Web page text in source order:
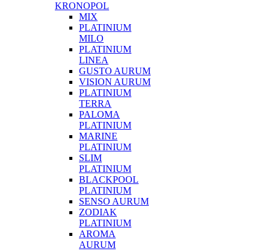
KRONOPOL
MIX
PLATINIUM
MILO
PLATINIUM
LINEA
GUSTO AURUM
VISION AURUM
PLATINIUM
TERRA
PALOMA
PLATINIUM
MARINE
PLATINIUM
SLIM
PLATINIUM
BLACKPOOL
PLATINIUM
SENSO AURUM
ZODIAK
PLATINIUM
AROMA
AURUM